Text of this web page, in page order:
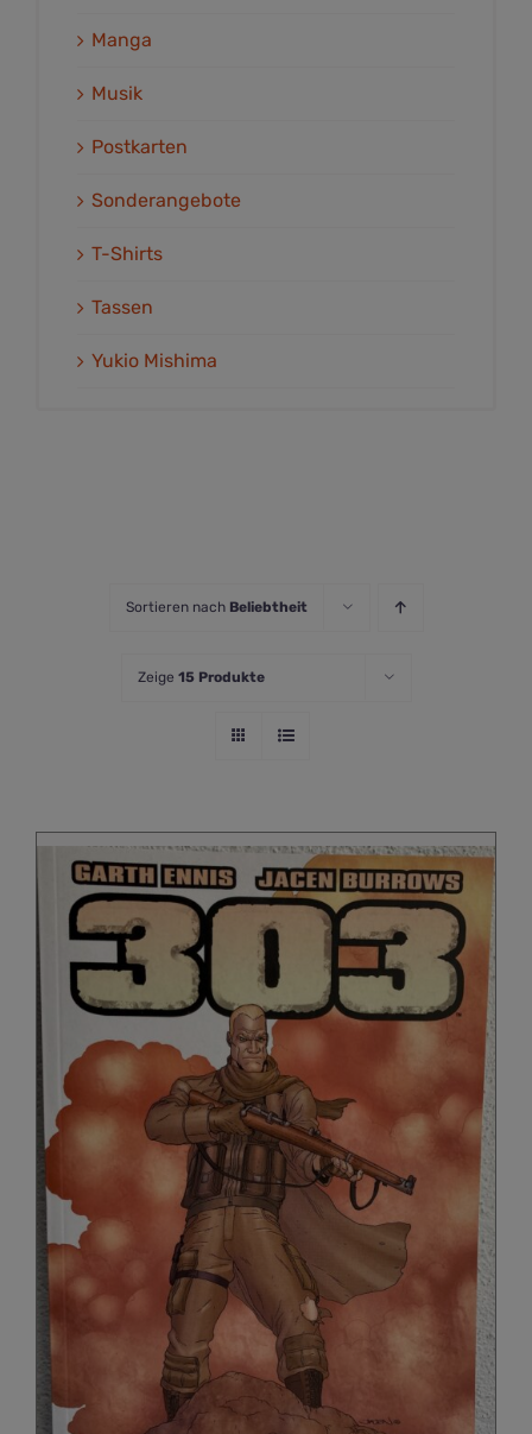
Sortieren nach Beliebtheit
Zeige 15 Produkte
Manga
Musik
Postkarten
Sonderangebote
T-Shirts
Tassen
Yukio Mishima